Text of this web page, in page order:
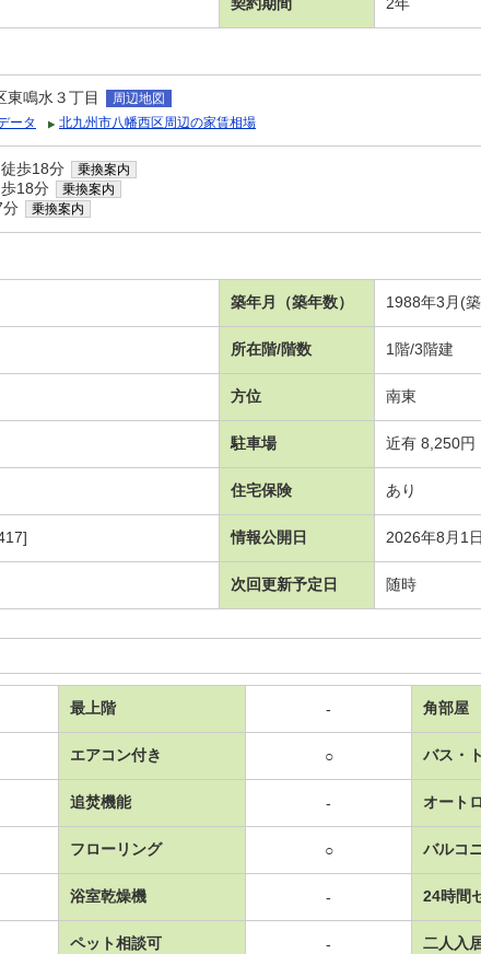
東鳴水３丁目
周辺地図
ータ
北九州市八幡西区周辺の家賃相場
歩18分 乗換案内
18分 乗換案内
分 乗換案内
築年月（築年数） 1988年3月(
所在階/階数 1階/3階建
方位 南東
駐車場 近有 8,250円
住宅保険 あり
情報公開日 2026年8月1日
次回更新予定日 随時
最上階 - 角部屋
エアコン付き ○ バス・
追焚機能 - オート
フローリング ○ バルコ
浴室乾燥機 - 24時間
ペット相談可 - 二人入